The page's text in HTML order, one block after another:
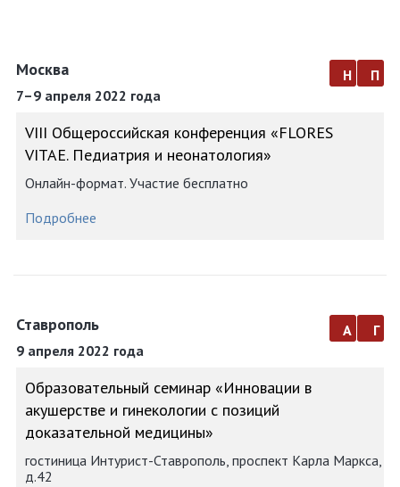
Москва
7–9 апреля 2022 года
н п
VIII Общероссийская конференция «FLORES
VITAE. Педиатрия и неонатология»
Онлайн-формат. Участие бесплатно
Подробнее
Ставрополь
9 апреля 2022 года
а г
Образовательный семинар «Инновации в
акушерстве и гинекологии с позиций
доказательной медицины»
гостиница Интурист-Ставрополь, проспект Карла Маркса,
д.42